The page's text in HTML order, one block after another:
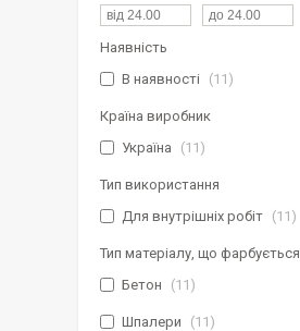
Наявність
В наявності
11
Країна виробник
Україна
11
Тип використання
Для внутрішніх робіт
11
Тип матеріалу, що фарбується
Бетон
11
Шпалери 11